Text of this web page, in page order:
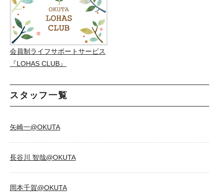
会員制ライフサポートサービス
『LOHAS CLUB』
スタッフ一覧
矢崎一@OKUTA
長谷川 智哉@OKUTA
岡本千賀@OKUTA